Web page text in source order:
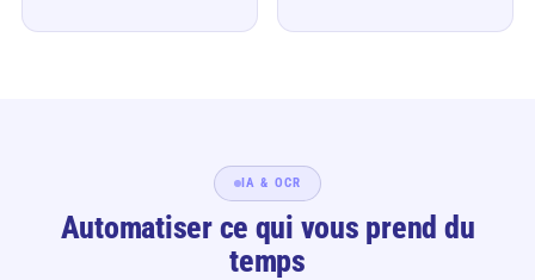
IA & OCR
Automatiser ce qui vous prend du
temps